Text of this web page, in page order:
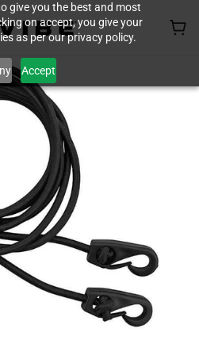
give you the best and most
on accept, you give your
as per our privacy policy.
Accept